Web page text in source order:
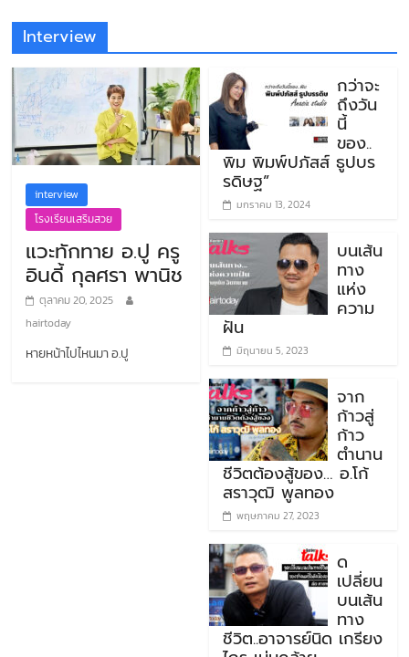
Interview
interview
โรงเรียนเสริมสวย
แวะทักทาย อ.ปู ครู
อินดี้ กุลศรา พานิช
ตุลาคม 20, 2025
hairtoday
หายหน้าไปไหนมา อ.ปู
กว่าจะ
ถึงวัน
นี้
ของ..
พิม พิมพ์ปภัสส์ ธูปบร
รดิษฐ”
มกราคม 13, 2024
บนเส้น
ทาง
แห่ง
ความ
ฝัน
มิถุนายน 5, 2023
จาก
ก้าวสู่
ก้าว
ตำนาน
ชีวิตต้องสู้ของ… อ.โก้
สราวุฒิ พูลทอง
พฤษภาคม 27, 2023
ด
เปลี่ยน
บนเส้น
ทาง
ชีวิต..อาจารย์นิด เกรียง